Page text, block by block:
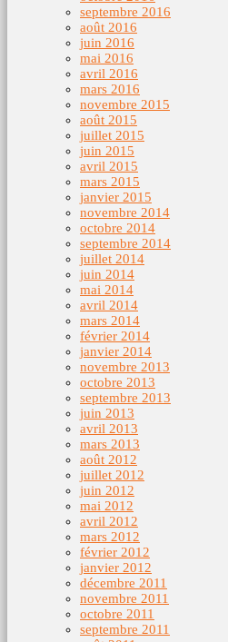
septembre 2016
août 2016
juin 2016
mai 2016
avril 2016
mars 2016
novembre 2015
août 2015
juillet 2015
juin 2015
avril 2015
mars 2015
janvier 2015
novembre 2014
octobre 2014
septembre 2014
juillet 2014
juin 2014
mai 2014
avril 2014
mars 2014
février 2014
janvier 2014
novembre 2013
octobre 2013
septembre 2013
juin 2013
avril 2013
mars 2013
août 2012
juillet 2012
juin 2012
mai 2012
avril 2012
mars 2012
février 2012
janvier 2012
décembre 2011
novembre 2011
octobre 2011
septembre 2011